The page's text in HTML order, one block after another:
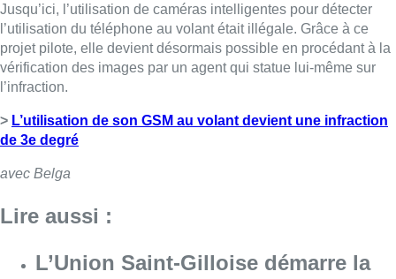
Jusqu’ici, l’utilisation de caméras intelligentes pour détecter
l’utilisation du téléphone au volant était illégale. Grâce à ce
projet pilote, elle devient désormais possible en procédant à la
vérification des images par un agent qui statue lui-même sur
l’infraction.
> L’utilisation de son GSM au volant devient une infraction
de 3e degré
avec Belga
Lire aussi :
L’Union Saint-Gilloise démarre la